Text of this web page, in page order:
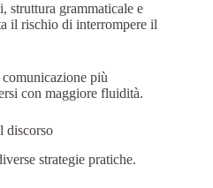
struttura grammaticale e
il rischio di interrompere il
comunicazione più
con maggiore fluidità.
discorso
strategie pratiche.